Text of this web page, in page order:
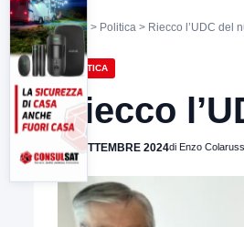
Home > Politica > Riecco l’UDC del
POLITICA
Riecco
12 SETTEMBRE 2024di Enzo